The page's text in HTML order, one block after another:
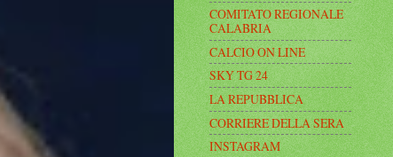
COMITATO REGIONALE
CALABRIA
CALCIO ON LINE
SKY TG 24
LA REPUBBLICA
CORRIERE DELLA SERA
INSTAGRAM